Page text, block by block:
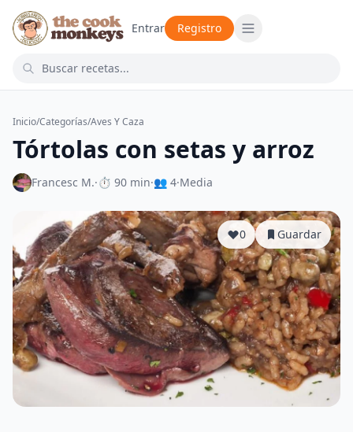
Entrar Registro
Inicio/Categorías/Aves Y Caza
Tórtolas con setas y arroz
Francesc M.·⏱ 90 min·👥 4·Media
0 Guardar